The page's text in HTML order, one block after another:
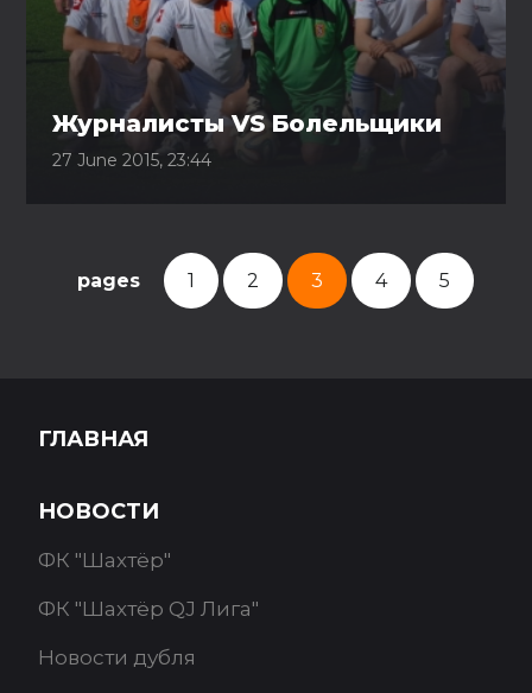
Журналисты VS Болельщики
27 June 2015, 23:44
pages 1 2 3 4 5
ГЛАВНАЯ
НОВОСТИ
ФК "Шахтёр"
ФК "Шахтёр QJ Лига"
Новости дубля